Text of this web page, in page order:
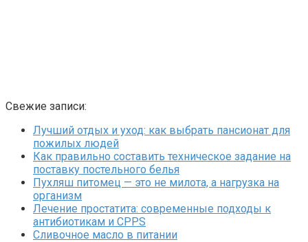
Свежие записи:
Лучший отдых и уход: как выбрать пансионат для
пожилых людей
Как правильно составить техническое задание на
поставку постельного белья
Пухляш питомец — это не милота, а нагрузка на
организм
Лечение простатита: современные подходы к
антибиотикам и CPPS
Сливочное масло в питании